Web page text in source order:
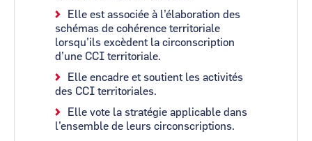
Elle est associée à l’élaboration des
schémas de cohérence territoriale
lorsqu’ils excèdent la circonscription
d’une CCI territoriale.
Elle encadre et soutient les activités
des CCI territoriales.
Elle vote la stratégie applicable dans
l’ensemble de leurs circonscriptions.